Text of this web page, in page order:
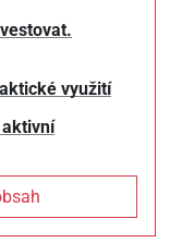
využití
aktivní